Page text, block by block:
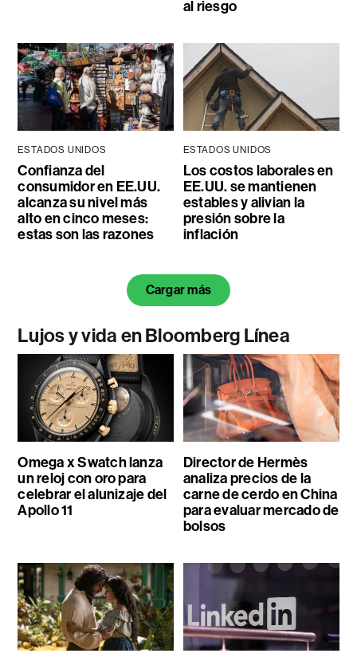
al riesgo
ESTADOS UNIDOS
Confianza del
consumidor en EE.UU.
alcanza su nivel más
alto en cinco meses:
estas son las razones
ESTADOS UNIDOS
Los costos laborales en
EE.UU. se mantienen
estables y alivian la
presión sobre la
inflación
Cargar más
Lujos y vida en Bloomberg Línea
Omega x Swatch lanza
un reloj con oro para
celebrar el alunizaje del
Apollo 11
Director de Hermès
analiza precios de la
carne de cerdo en China
para evaluar mercado de
bolsos